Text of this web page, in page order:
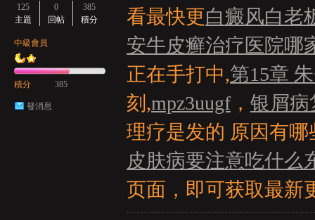
125
主題
0
回帖
385
積分
中級會員
積分 385
發消息
看最快更白癜风白老
安牛皮癣治疗医院哪
正在手打中,第15章
刻,mpz3uugf， 银屑病
理疗是发的 原因有哪
皮肤病要注意吃什么
页面，即可获取最新